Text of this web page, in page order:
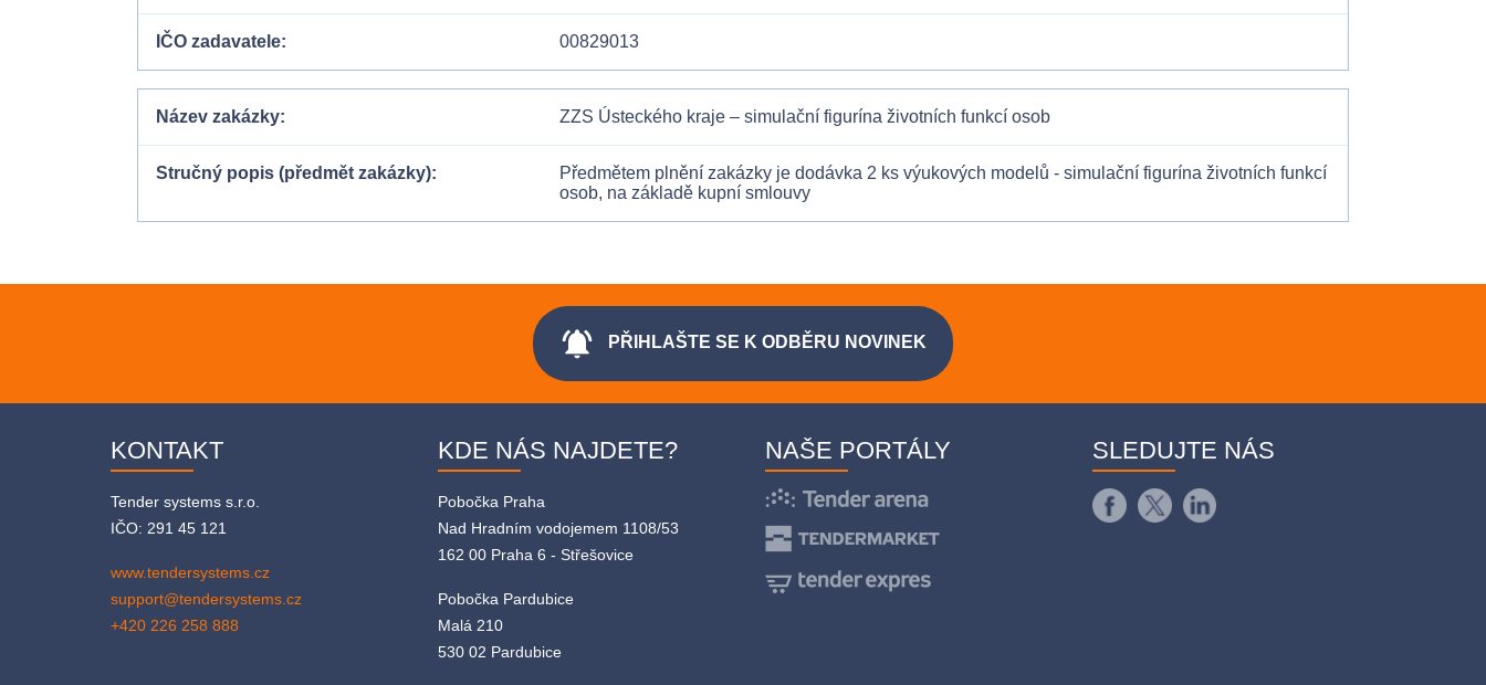
IČO zadavatele 00829013
Název zakázky ZZS Ústeckého kraje – simulační figurína životních funkcí osob
Stručný popis (předmět zakázky)
Předmětem plnění zakázky je dodávka 2 ks výukových modelů - simulační figurína životních funkcí
osob, na základě kupní smlouvy
notifications_active PŘIHLAŠTE SE K ODBĚRU NOVINEK
KONTAKT
Tender systems s.r.o.
IČO: 291 45 121
www.tendersystems.cz
support@tendersystems.cz
+420 226 258 888
KDE NÁS NAJDETE?
Pobočka Praha
Nad Hradním vodojemem 1108/53
162 00 Praha 6 - Střešovice
Pobočka Pardubice
Malá 210
530 02 Pardubice
NAŠE PORTÁLY SLEDUJTE NÁS